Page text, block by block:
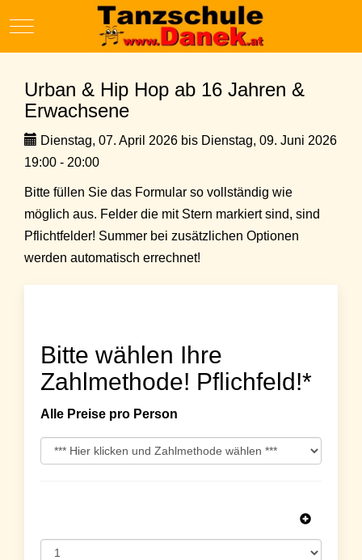
Mobile Menu Toggle
Urban & Hip Hop ab 16 Jahren &
Erwachsene
Dienstag, 07. April 2026 bis Dienstag, 09. Juni 2026
19:00 - 20:00
Bitte füllen Sie das Formular so vollständig wie
möglich aus. Felder die mit Stern markiert sind, sind
Pflichtfelder! Summer bei zusätzlichen Optionen
werden automatisch errechnet!
Bitte wählen Ihre
Zahlmethode! Pflichfeld!*
Alle Preise pro Person